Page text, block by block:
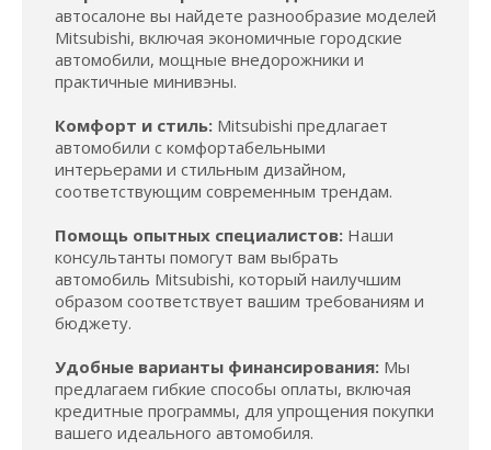
автосалоне вы найдете разнообразие моделей
Mitsubishi, включая экономичные городские
автомобили, мощные внедорожники и
практичные минивэны.
Комфорт и стиль: Mitsubishi предлагает
автомобили с комфортабельными
интерьерами и стильным дизайном,
соответствующим современным трендам.
Помощь опытных специалистов: Наши
консультанты помогут вам выбрать
автомобиль Mitsubishi, который наилучшим
образом соответствует вашим требованиям и
бюджету.
Удобные варианты финансирования: Мы
предлагаем гибкие способы оплаты, включая
кредитные программы, для упрощения покупки
вашего идеального автомобиля.